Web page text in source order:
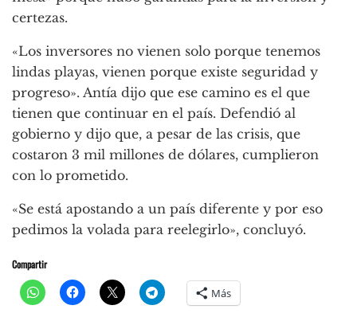
certezas.
«Los inversores no vienen solo porque tenemos
lindas playas, vienen porque existe seguridad y
progreso». Antía dijo que ese camino es el que
tienen que continuar en el país. Defendió al
gobierno y dijo que, a pesar de las crisis, que
costaron 3 mil millones de dólares, cumplieron
con lo prometido.
«Se está apostando a un país diferente y por eso
pedimos la volada para reelegirlo», concluyó.
Compartir
Más